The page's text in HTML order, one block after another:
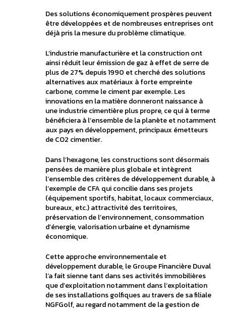
Des solutions économiquement prospères peuvent
être développées et de nombreuses entreprises ont
déjà pris la mesure du problème climatique.
L’industrie manufacturière et la construction ont
ainsi réduit leur émission de gaz à effet de serre de
plus de 27% depuis 1990 et cherché des solutions
alternatives aux matériaux à forte empreinte
carbone, comme le ciment par exemple. Les
innovations en la matière donneront naissance à
une industrie cimentière plus propre, ce qui à terme
bénéficiera à l’ensemble de la planète et notamment
aux pays en développement, principaux émetteurs
de CO2 cimentier.
Dans l’hexagone, les constructions sont désormais
pensées de manière plus globale et intègrent
l’ensemble des critères de développement durable, à
l’exemple de CFA qui concilie dans ses projets
(équipement sportifs, habitat, locaux commerciaux,
bureaux, etc.) attractivité des territoires,
préservation de l’environnement, consommation
d’énergie, valorisation urbaine et dynamisme
économique.
Cette approche environnementale et
développement durable, le Groupe Financière Duval
l’a fait sienne tant dans ses activités immobilières
que d’exploitation notamment dans l’exploitation
de ses installations golfiques au travers de sa filiale
NGFGolf, au regard notamment de la gestion de